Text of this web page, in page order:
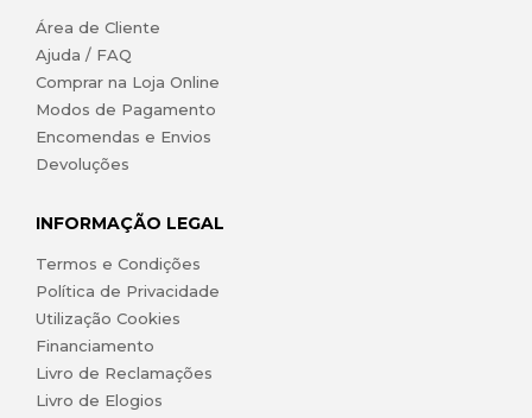
Área de Cliente
Ajuda / FAQ
Comprar na Loja Online
Modos de Pagamento
Encomendas e Envios
Devoluções
INFORMAÇÃO LEGAL
Termos e Condições
Política de Privacidade
Utilização Cookies
Financiamento
Livro de Reclamações
Livro de Elogios